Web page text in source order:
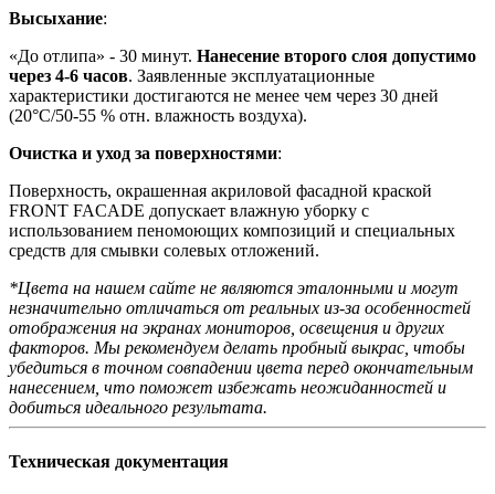
Высыхание:
«До отлипа» - 30 минут. Нанесение второго слоя допустимо
через 4-6 часов. Заявленные эксплуатационные
характеристики достигаются не менее чем через 30 дней
(20°C/50-55 % отн. влажность воздуха).
Очистка и уход за поверхностями:
Поверхность, окрашенная акриловой фасадной краской
FRONT FACADE допускает влажную уборку с
использованием пеномоющих композиций и специальных
средств для смывки солевых отложений.
*Цвета на нашем сайте не являются эталонными и могут
незначительно отличаться от реальных из-за особенностей
отображения на экранах мониторов, освещения и других
факторов. Мы рекомендуем делать пробный выкрас, чтобы
убедиться в точном совпадении цвета перед окончательным
нанесением, что поможет избежать неожиданностей и
добиться идеального результата.
Техническая документация